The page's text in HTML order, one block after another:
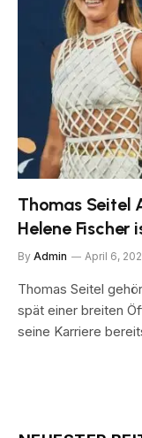
Thomas Seitel
Helene Fischer
By Admin April 6,
Thomas Seitel
spät einer breiten
seine Karriere